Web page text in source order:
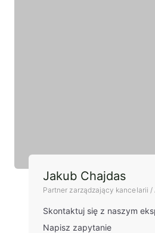
Jakub Chajdas
Partner zarządzający kancelarii /
Skontaktuj się z naszym
Napisz zapytanie